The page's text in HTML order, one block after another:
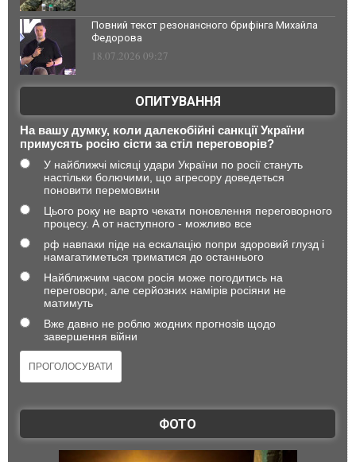
Повний текст резонансного брифінга Михайла
Федорова
18.07.2026 09:27
ОПИТУВАННЯ
На вашу думку, коли далекобійні санкції України
примусять росію сісти за стіл переговорів?
У найближчі місяці удари України по росії стануть
настільки болючими, що агресору доведеться
поновити перемовини
Цього року не варто чекати поновлення переговорного
процесу. А от наступного - можливо все
рф навпаки піде на ескалацію попри здоровий глузд і
намагатиметься триматися до останнього
Найближчим часом росія може погодитись на
переговори, але серйозних намірів росіяни не
матимуть
Вже давно не роблю жодних прогнозів щодо
завершення війни
ФОТО